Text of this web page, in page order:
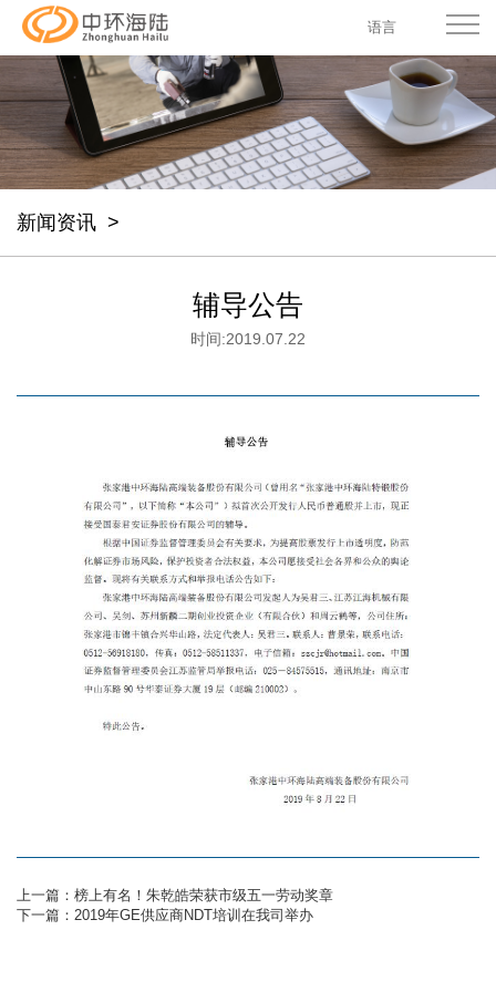
语言
新闻资讯 >
辅导公告
时间:2019.07.22
上一篇：榜上有名！朱乾皓荣获市级五一劳动奖章
下一篇：2019年GE供应商NDT培训在我司举办